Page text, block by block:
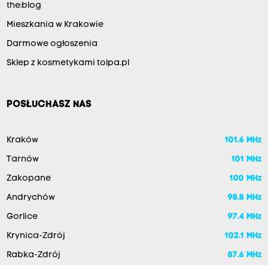
the:blog
Mieszkania w Krakowie
Darmowe ogłoszenia
Sklep z kosmetykami tolpa.pl
POSŁUCHASZ NAS
Kraków 101.6 MHz
Tarnów 101 MHz
Zakopane 100 MHz
Andrychów 98.8 MHz
Gorlice 97.4 MHz
Krynica-Zdrój 102.1 MHz
Rabka-Zdrój 87.6 MHz